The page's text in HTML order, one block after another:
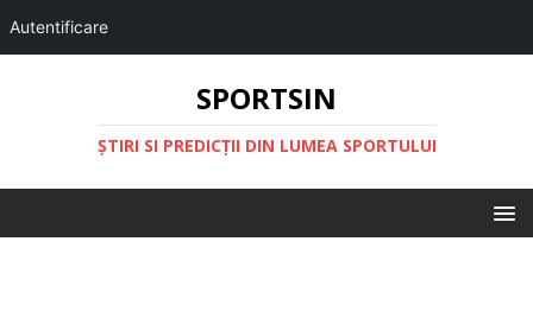
Autentificare
SPORTSIN
ŞTIRI SI PREDICŢII DIN LUMEA SPORTULUI